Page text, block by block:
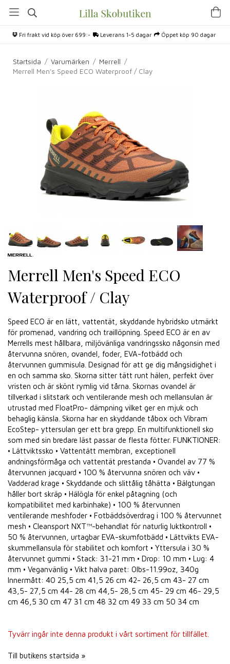
Fri frakt vid köp över 699:- Leverans 1-5 dagar Öppet köp 90 dagar
Startsida / Varumärken / Merrell /
Merrell Men's Speed ECO Waterproof / Clay
Merrell Men's Speed ECO
Waterproof / Clay
Speed ECO ​​är en lätt, vattentät, skyddande hybridsko utmärkt
för promenad, vandring och traillöpning. Speed ​​ECO är en av
Merrells mest hållbara, miljövänliga vandringssko någonsin med
återvunna snören, ovandel, foder, EVA-fotbädd och
återvunnen gummisula. Designad för att ge dig mångsidighet i
en och samma sko. Skorna sitter tätt runt hälen, perfekt över
vristen och är skönt rymlig vid tårna. Skornas ovandel är
tillverkad i slitstark och ventilerande mesh och mellansulan är
utrustad med FloatPro- dämpning vilket ger en mjuk och
behaglig känsla. Skorna har en skyddande tåbox och Vibram
EcoStep- yttersulan ger ett bra grepp. En multifunktionell sko
som med sin bredare läst passar de flesta fötter. FUNKTIONER:
• Lättviktssko • Vattentätt membran, exceptionell
andningsförmåga och vattentät prestanda • Ovandel av 77 %
återvunnen jacquard • 100 % återvunna snören och väv •
Vadderad krage • Skyddande och slittålig tåhätta • Bälgtungan
håller bort skräp • Hälögla för enkel påtagning (och
kompatibilitet med karbinhake) • 100 % återvunnen
ventilerande meshfoder • Fotbäddsöverdrag i 100 % återvunnet
mesh • Cleansport NXT™-behandlat för naturlig luktkontroll •
50 % återvunnen, urtagbar EVA-skumfotbädd • Lättvikts EVA-
skummellansula för stabilitet och komfort • Yttersula i 30 %
återvunnet gummi • Stack: 31-21 mm • Drop: 10 mm • Lug: 4
mm • Veganvänlig • Vikt halva paret: 0lbs-11.99oz, 340g
Innermått: 40 25,5 cm 41,5 26 cm 42- 26,5 cm 43- 27 cm
43,5- 27,5 cm 44- 28 cm 44,5- 28,5 cm 45- 29 cm 46- 29,5
cm 46,5 30 cm 47 31 cm 48 32 cm 49 33 cm 50 34 cm
Tyvärr ingår inte denna produkt i vårt sortiment för tillfället.
Till butikens startsida »